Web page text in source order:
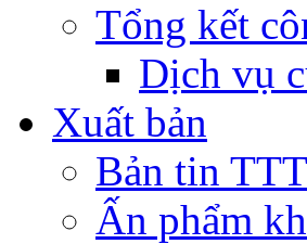
Tổng kết
Dịch vụ
Xuất bản
Bản tin
Ấn phẩm